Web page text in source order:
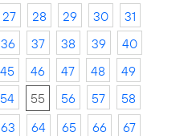
27 28 29 30
31
36 37 38 39
40
45 46 47 48
49
54 55 56 57
58
63 64 65 66
67